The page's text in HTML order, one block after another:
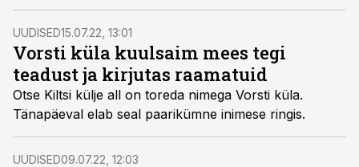
UUDISED15.07.22, 13:01
Vorsti küla kuulsaim mees tegi
teadust ja kirjutas raamatuid
Otse Kiltsi külje all on toreda nimega Vorsti küla.
Tänapäeval elab seal paarikümne inimese ringis.
UUDISED09.07.22, 12:03